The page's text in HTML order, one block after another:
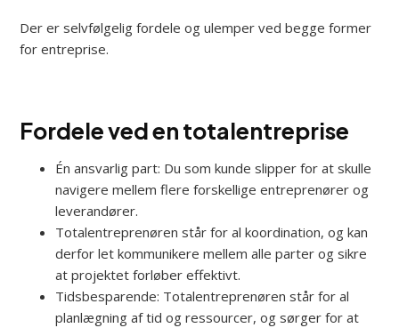
Der er selvfølgelig fordele og ulemper ved begge former
for entreprise.
Fordele ved en totalentreprise
Én ansvarlig part: Du som kunde slipper for at skulle
navigere mellem flere forskellige entreprenører og
leverandører.
Totalentreprenøren står for al koordination, og kan
derfor let kommunikere mellem alle parter og sikre
at projektet forløber effektivt.
Tidsbesparende: Totalentreprenøren står for al
planlægning af tid og ressourcer, og sørger for at